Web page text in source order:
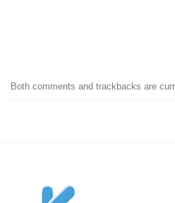
Both comments and trackbacks are